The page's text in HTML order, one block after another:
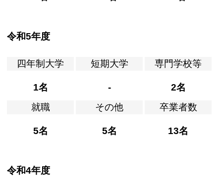
令和5年度
四年制大学
1名
短期大学
-
専門学校等
2名
就職
5名
その他
5名
卒業者数
13名
令和4年度